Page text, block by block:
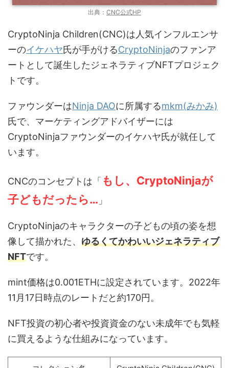
出典： CNC公式HP
CryptoNinja Children(CNC)は人気インフルエンサ
ーのイケハヤ氏が手がけるCryptoNinjaのファンア
ートとして誕生したジェネラティブNFTプロジェク
トです。
ファウンダーはNinja DAOに所属するmkm(みかみ)
氏で、マーケティングアドバイザーには
CryptoNinjaファウンダーのイケハヤ氏が就任して
います。
CNCのコンセプトは「 もし、CryptoNinjaが
子どもだったら… 」
CryptoNinjaのキャラクターの子どもの頃の姿を想
像して描かれた、 ゆるくてかわいいジェネラティブ
NFTです。
mint価格は0.001ETHに設定されています。2022年
11月17日時点のレートだと約170円。
NFT投資の初心者や投資資金のない未成年でも気軽
に買えるような仕組みになっています。